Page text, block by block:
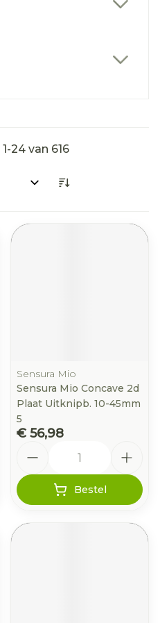
1-24 van 616
Sensura Mio
Sensura Mio Concave 2d
Plaat Uitknipb. 10-45mm
5
€ 56,98
Bestel